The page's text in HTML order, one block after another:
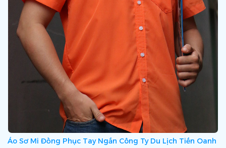
Áo Sơ Mi Đồng Phục Tay Ngắn Công Ty Du Lịch Tiến Oanh